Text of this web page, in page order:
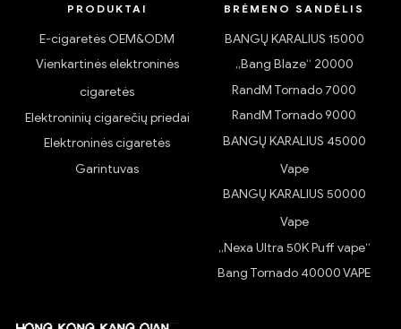
PRODUKTAI
E-cigaretės OEM&ODM
Vienkartinės elektroninės
cigaretės
Elektroninių cigarečių priedai
Elektroninės cigaretės
Garintuvas
BRĖMENO SANDĖLIS
BANGŲ KARALIUS 15000
„Bang Blaze“ 20000
RandM Tornado 7000
RandM Tornado 9000
BANGŲ KARALIUS 45000
Vape
BANGŲ KARALIUS 50000
Vape
„Nexa Ultra 50K Puff vape“
Bang Tornado 40000 VAPE